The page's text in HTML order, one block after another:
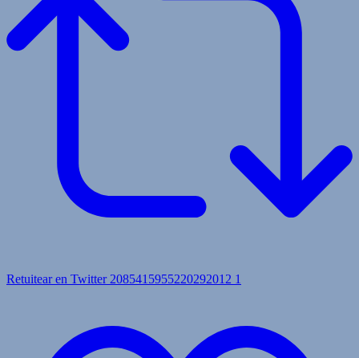
Retuitear en Twitter 2085415955220292012 1